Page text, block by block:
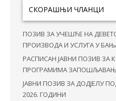
СКОРАШЊИ ЧЛАНЦИ
ПОЗИВ ЗА УЧЕШЋЕ НА
ПРОИЗВОДА И УСЛУГА У
РАСПИСАН ЈАВНИ ПОЗИВ ЗА
ПРОГРАМИМА
ЈАВНИ ПОЗИВ ЗА ДОДЈЕЛУ
2026. ГОДИНИ